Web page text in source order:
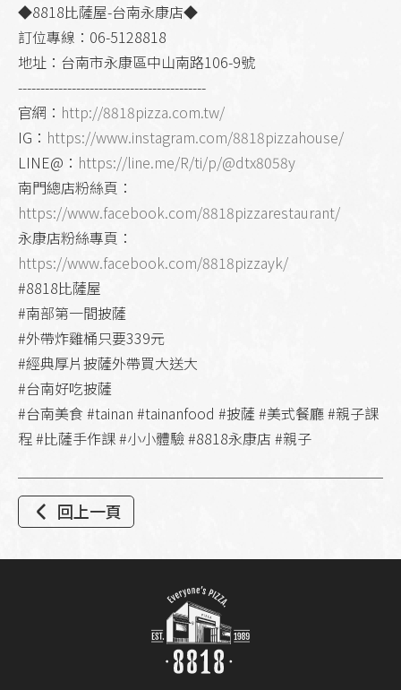
◆8818比薩屋-台南永康店◆
訂位專線：06-5128818
地址：台南市永康區中山南路106-9號
------------------------------------------
官網： http://8818pizza.com.tw/
IG： https://www.instagram.com/8818pizzahouse/
LINE@： https://line.me/R/ti/p/@dtx8058y
南門總店粉絲頁：
https://www.facebook.com/8818pizzarestaurant/
永康店粉絲專頁：
https://www.facebook.com/8818pizzayk/
#8818比薩屋
#南部第一間披薩
#外帶炸雞桶只要339元
#經典厚片披薩外帶買大送大
#台南好吃披薩
#台南美食 #tainan #tainanfood #披薩 #美式餐廳 #親子課
程 #比薩手作課 #小小體驗 #8818永康店 #親子
回上一頁